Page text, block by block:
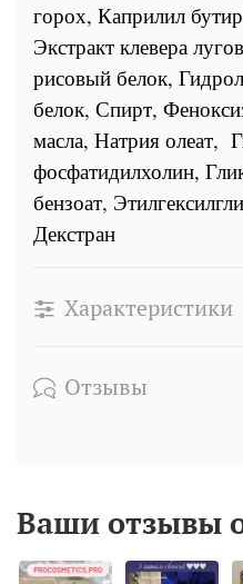
горох, Каприлил
Экстракт клевера
рисовый белок,
белок, Спирт,
масла, Натрия олеат,
фосфатидилхолин,
бензоат,
Декстран
Характеристики
Отзывы
Ваши отзывы